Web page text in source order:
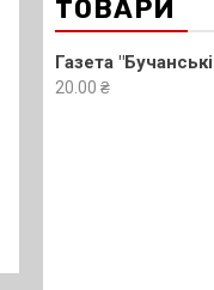
ТОВАРИ
Газета
20.00 ₴